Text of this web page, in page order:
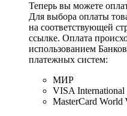
Теперь вы можете
Для выбора оплаты
на соответствующей
ссылке. Оплата
использованием
платежных систем:
МИР
VISA International
MasterCard World